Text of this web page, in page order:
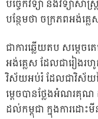
បច្ចេកវិទ្យា និងវិទ្យា
បន្ថែមថា ចក្រភពអង់គ្
ជាការឆ្លើយតប សម្តេ
អង់គ្លេស ដែលជារៀងរ
វិស័យអប់រំ ដែលជាវិស័យ
ម្តេចបានថ្លែងអំណរគុ
ដល់កម្ពុជា ក្នុងការដោះ